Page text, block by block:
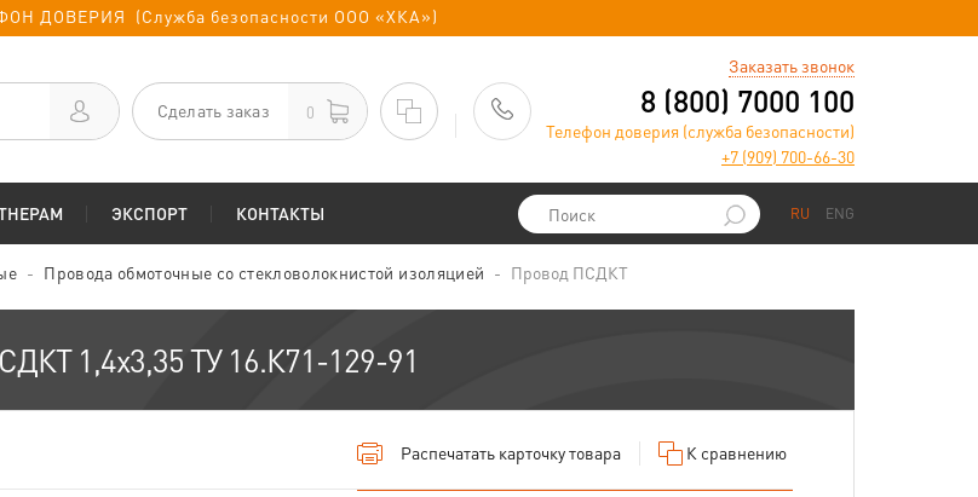
ДОВЕРИЯ (Служба безопасности ООО «ХКА»)
Сделать заказ 0
Заказать звонок
8 (800) 7000 100
Телефон доверия (служба безопасности)
+7 (909) 700-66-30
ЭКСПОРТ КОНТАКТЫ RU ENG
Провода обмоточные со стекловолокнистой изоляцией Провод ПСДКТ
1,4х3,35 ТУ 16.К71-129-91
Распечатать карточку товара К сравнению